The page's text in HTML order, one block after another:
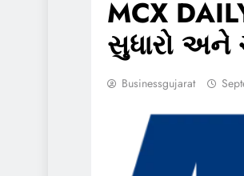
MCX
સુધારો અને
Businessgujarat